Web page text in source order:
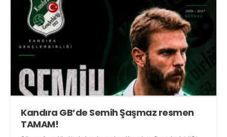
Kandıra GB’de Semih Şaşmaz resmen
TAMAM!